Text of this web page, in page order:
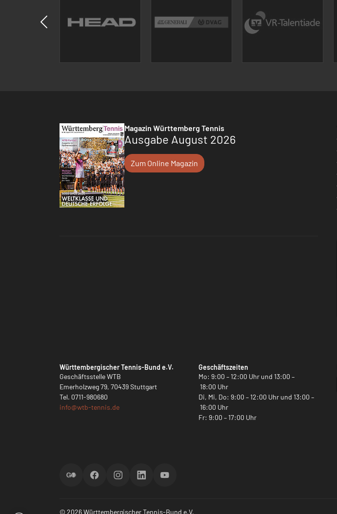
Magazin Württemberg Tennis
Ausgabe August 2026
Zum Online Magazin
Württembergischer Tennis-Bund e.V.
Geschäftsstelle WTB
Emerholzweg 79, 70439 Stuttgart
Tel. 0711-980680
info@wtb-tennis.de
Geschäftszeiten
Mo: 9:00 – 12:00 Uhr und 13:00 –
18:00 Uhr
Di, Mi, Do: 9:00 – 12:00 Uhr und 13:00 –
16:00 Uhr
Fr: 9:00 – 17:00 Uhr
ScoreGOFacebookInstagramLinkedInYouTube
© 2026 Württembergischer Tennis-Bund e.V.